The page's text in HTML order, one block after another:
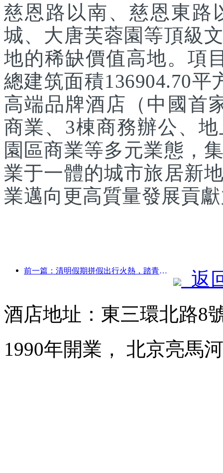
慈恩路以南、慈恩東路
城、大唐芙蓉園等頂級
地的稀缺價值高地。項
總建筑面積136904.70
高端品牌酒店（中國首
商業、3棟商務辦公、
園區商業等多元業態，
業于一體的城市旅居新
業邁向更高質量發展貢
前一篇：清明假期拼假出行火熱，踏青賞花帶動多城客流增長
返
酒店地址：東三環北路8
1990年開業， 北京亮